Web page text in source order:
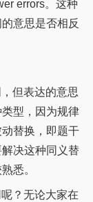
errors。这种
意思是否相反
但表达的意思
型，因为规律
替换，即题干
决这种同义替
悉。
？无论大家在